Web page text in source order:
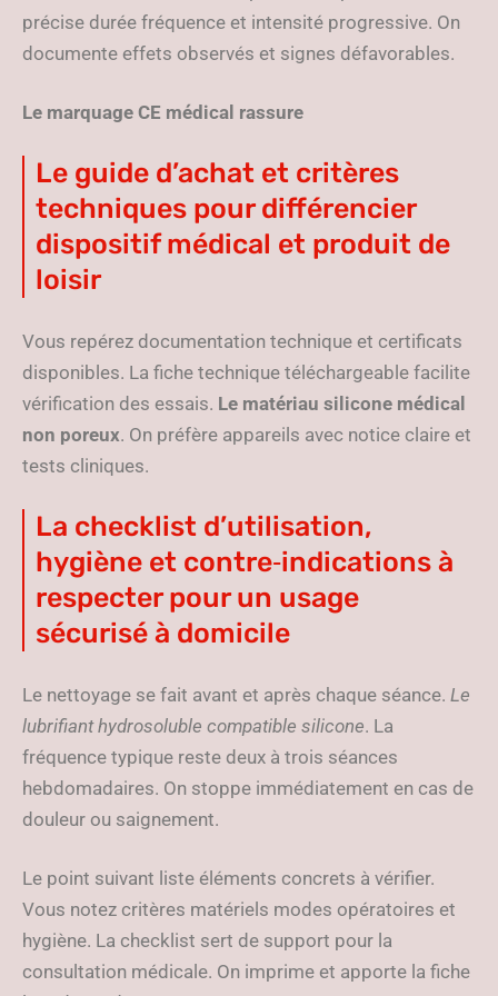
précise durée fréquence et intensité progressive. On
documente effets observés et signes défavorables.
Le marquage CE médical rassure
Le guide d’achat et critères
techniques pour différencier
dispositif médical et produit de
loisir
Vous repérez documentation technique et certificats
disponibles. La fiche technique téléchargeable facilite
vérification des essais. Le matériau silicone médical
non poreux. On préfère appareils avec notice claire et
tests cliniques.
La checklist d’utilisation,
hygiène et contre‑indications à
respecter pour un usage
sécurisé à domicile
Le nettoyage se fait avant et après chaque séance. Le
lubrifiant hydrosoluble compatible silicone. La
fréquence typique reste deux à trois séances
hebdomadaires. On stoppe immédiatement en cas de
douleur ou saignement.
Le point suivant liste éléments concrets à vérifier.
Vous notez critères matériels modes opératoires et
hygiène. La checklist sert de support pour la
consultation médicale. On imprime et apporte la fiche